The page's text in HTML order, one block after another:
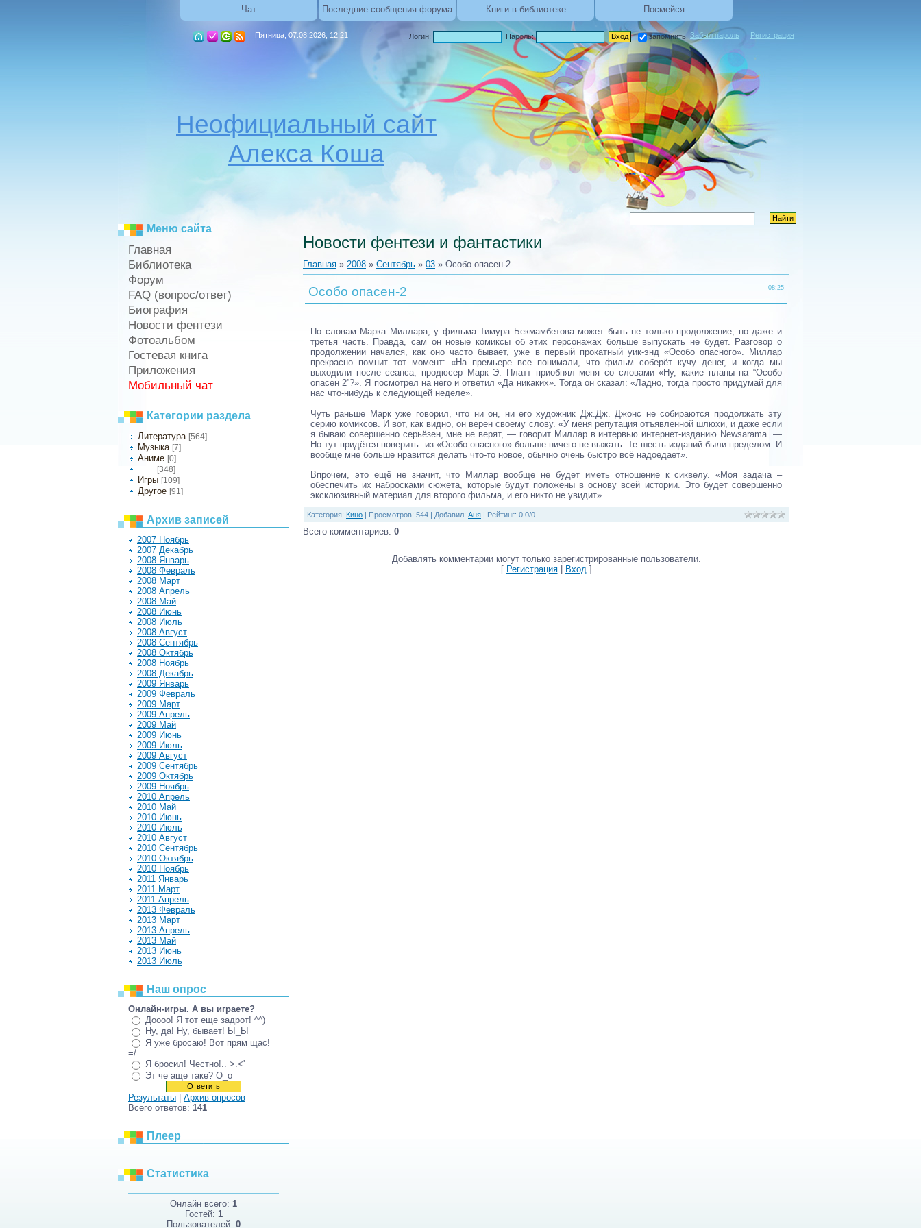
Чат Последние сообщения форума Книги в библиотеке Посмейся
Пятница, 07.08.2026, 12:21
Неофициальный сайт
Алекса Коша
Логин: Пароль: запомнить Забыл пароль | Регистрация
Меню сайта
Главная
Библиотека
Форум
FAQ (вопрос/ответ)
Биография
Новости фентези
Фотоальбом
Гостевая книга
Приложения
Мобильный чат
Категории раздела
Литература [564]
Музыка [7]
Аниме [0]
[348]
Игры [109]
Другое [91]
Архив записей
2007 Ноябрь
2007 Декабрь
2008 Январь
2008 Февраль
2008 Март
2008 Апрель
2008 Май
2008 Июнь
2008 Июль
2008 Август
2008 Сентябрь
2008 Октябрь
2008 Ноябрь
2008 Декабрь
2009 Январь
2009 Февраль
2009 Март
2009 Апрель
2009 Май
2009 Июнь
2009 Июль
2009 Август
2009 Сентябрь
2009 Октябрь
2009 Ноябрь
2010 Апрель
2010 Май
2010 Июнь
2010 Июль
2010 Август
2010 Сентябрь
2010 Октябрь
2010 Ноябрь
2011 Январь
2011 Март
2011 Апрель
2013 Февраль
2013 Март
2013 Апрель
2013 Май
2013 Июнь
2013 Июль
Наш опрос
Онлайн-игры. А вы играете?
Доооо! Я тот еще задрот! ^^)
Ну, да! Ну, бывает! Ы_Ы
Я уже бросаю! Вот прям щас!
=/
Я бросил! Честно!.. >.<'
Эт че аще таке? О_о
Результаты
Архив опросов
Всего ответов: 141
Плеер
Статистика
Онлайн всего: 1
Гостей: 1
Пользователей: 0
Новости фентези и фантастики
Главная » 2008 » Сентябрь » 03 » Особо опасен-2
08:25
Особо опасен-2
По словам Марка Миллара, у фильма Тимура Бекмамбетова может быть не только продолжение, но даже и
третья часть. Правда, сам он новые комиксы об этих персонажах больше выпускать не будет. Разговор о
продолжении начался, как оно часто бывает, уже в первый прокатный уик-энд «Особо опасного». Миллар
прекрасно помнит тот момент: «На премьере все понимали, что фильм соберёт кучу денег, и когда мы
выходили после сеанса, продюсер Марк Э. Платт приобнял меня со словами «Ну, какие планы на “Особо
опасен 2”?». Я посмотрел на него и ответил «Да никаких». Тогда он сказал: «Ладно, тогда просто придумай для
нас что-нибудь к следующей неделе».
Чуть раньше Марк уже говорил, что ни он, ни его художник Дж.Дж. Джонс не собираются продолжать эту
серию комиксов. И вот, как видно, он верен своему слову. «У меня репутация отъявленной шлюхи, и даже если
я бываю совершенно серьёзен, мне не верят, — говорит Миллар в интервью интернет-изданию Newsarama. —
Но тут придётся поверить: из «Особо опасного» больше ничего не выжать. Те шесть изданий были пределом. И
вообще мне больше нравится делать что-то новое, обычно очень быстро всё надоедает».
Впрочем, это ещё не значит, что Миллар вообще не будет иметь отношение к сиквелу. «Моя задача –
обеспечить их набросками сюжета, которые будут положены в основу всей истории. Это будет совершенно
эксклюзивный материал для второго фильма, и его никто не увидит».
Категория: Кино Просмотров: 544 | Добавил: Аня Рейтинг: 0.0/0
Всего комментариев: 0
Добавлять комментарии могут только зарегистрированные пользователи.
[ Регистрация| Вход]